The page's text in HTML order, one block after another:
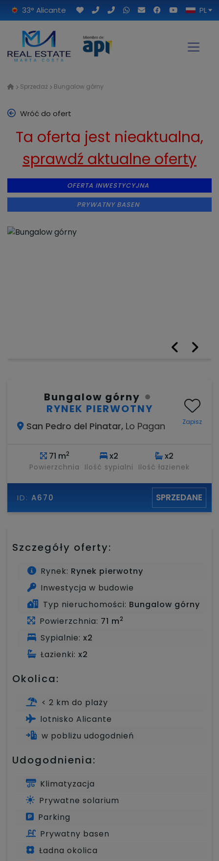
33° Alicante PL
Sprzedaż Bungalow górny
Wróć do ofert
Ta oferta jest nieaktualna,
sprawdź aktualne oferty
Szczegóły oferty:
Rynek: Rynek pierwotny
Inwestycja w budowie
Typ nieruchomości: Bungalow górny
Powierzchnia: 71 m2
Sypialnie: x2
Łazienki: x2
Okolica:
< 2 km do plaży
lotnisko Alicante
w pobliżu udogodnień
Udogodnienia:
Klimatyzacja
Prywatne solarium
Parking
Prywatny basen
Ładna okolica
OFERTA INWESTYCYJNA
PRYWATNY BASEN
Bungalow górny
RYNEK PIERWOTNY
San Pedro del Pinatar, Lo Pagan Zapisz
71 m2
Powierzchnia
x2
Ilość sypialni
x2
Ilość łazienek
ID: A670 SPRZEDANE